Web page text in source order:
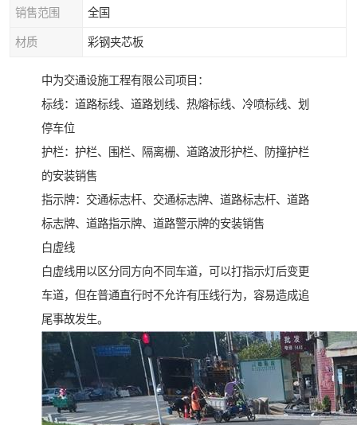
销售范围 全国
材质 彩钢夹芯板
中为交通设施工程有限公司项目：
标线：道路标线、道路划线、热熔标线、冷喷标线、划
停车位
护栏：护栏、围栏、隔离栅、道路波形护栏、防撞护栏
的安装销售
指示牌：交通标志杆、交通标志牌、道路标志杆、道路
标志牌、道路指示牌、道路警示牌的安装销售
白虚线
白虚线用以区分同方向不同车道，可以打指示灯后变更
车道，但在普通直行时不允许有压线行为，容易造成追
尾事故发生。